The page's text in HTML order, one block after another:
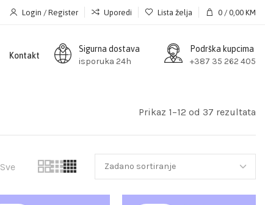
Login / Register Uporedi Lista želja 0 / 0,00 KM
Kontakt
Sigurna dostava
isporuka 24h
Podrška kupcima
+387 35 262 405
Prikaz 1–12 od 37 rezultata
Sve